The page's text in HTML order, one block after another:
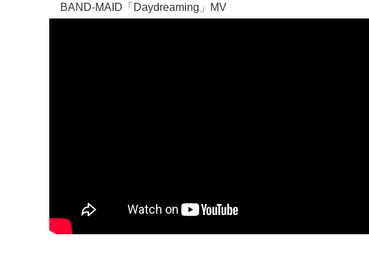
BAND-MAID「Daydreaming」MV